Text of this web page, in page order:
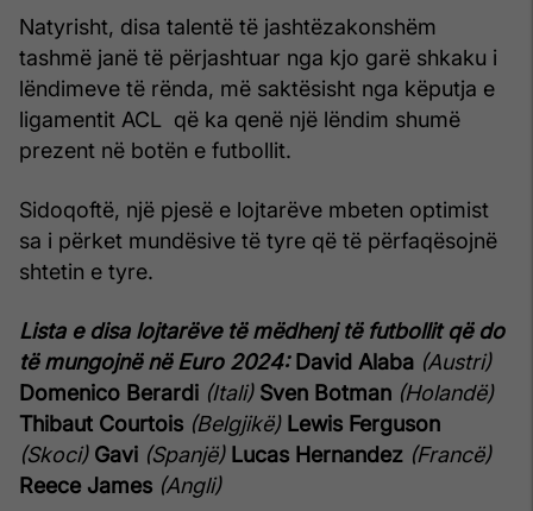
Natyrisht, disa talentë të jashtëzakonshëm
tashmë janë të përjashtuar nga kjo garë shkaku i
lëndimeve të rënda, më saktësisht nga këputja e
ligamentit ACL që ka qenë një lëndim shumë
prezent në botën e futbollit.
Sidoqoftë, një pjesë e lojtarëve mbeten optimist
sa i përket mundësive të tyre që të përfaqësojnë
shtetin e tyre.
Lista e disa lojtarëve të mëdhenj të futbollit që do
të mungojnë në Euro 2024: David Alaba (Austri)
Domenico Berardi (Itali) Sven Botman (Holandë)
Thibaut Courtois (Belgjikë) Lewis Ferguson
(Skoci) Gavi (Spanjë) Lucas Hernandez (Francë)
Reece James (Angli)